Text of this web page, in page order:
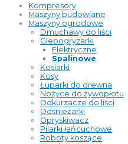
Kompresory
Maszyny budowlane
Maszyny ogrodowe
Dmuchawy do liści
Glebogryzarki
Elektryczne
Spalinowe
Kosiarki
Kosy
Łuparki do drewna
Nożyce do żywopłotu
Odkurzacze do liści
Odśnieżarki
Opryskiwacz
Pilarki łańcuchowe
Roboty koszące